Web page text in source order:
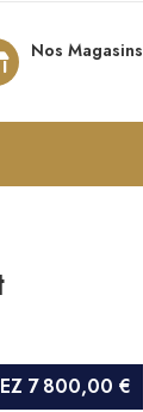
Nos Magasins
7 800,00 €